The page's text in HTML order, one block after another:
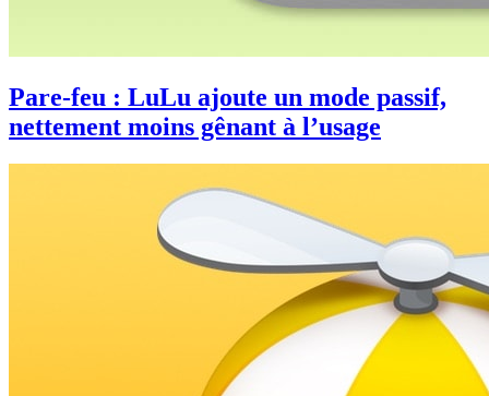
Pare-feu : LuLu ajoute un mode passif,
nettement moins gênant à l’usage